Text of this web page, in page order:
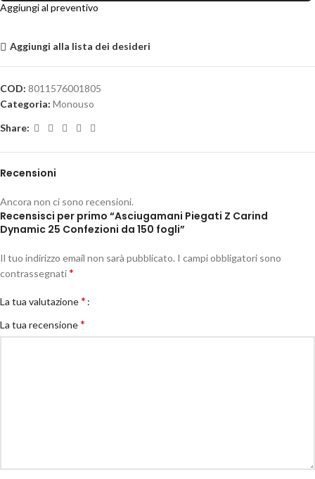
Aggiungi al preventivo
Aggiungi alla lista dei desideri
COD: 8011576001805
Categoria: Monouso
Share:
Recensioni
Ancora non ci sono recensioni.
Recensisci per primo “Asciugamani Piegati Z Carind
Dynamic 25 Confezioni da 150 fogli”
Il tuo indirizzo email non sarà pubblicato. I campi obbligatori sono
contrassegnati*
La tua valutazione*
La tua recensione*